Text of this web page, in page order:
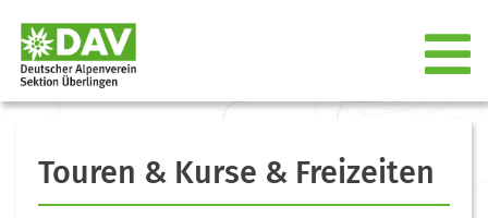
Touren & Kurse & Freizeiten